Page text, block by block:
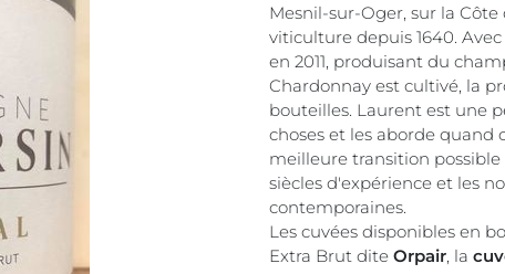
Mesnil-sur-Oger, sur la
viticulture depuis 1640.
en 2011, produisant du
Chardonnay est cultivé, la
bouteilles. Laurent est une
choses et les aborde quand
meilleure transition
siècles d'expérience et les
contemporaines.
Les cuvées disponibles en
Extra Brut dite Orpair, la